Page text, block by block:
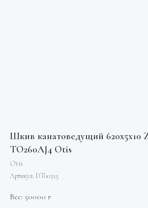
Шкив канатоведущий 620х5х10
TO260AJ4 Otis
Otis
Артикул: DT00315
Вес: 50000 г